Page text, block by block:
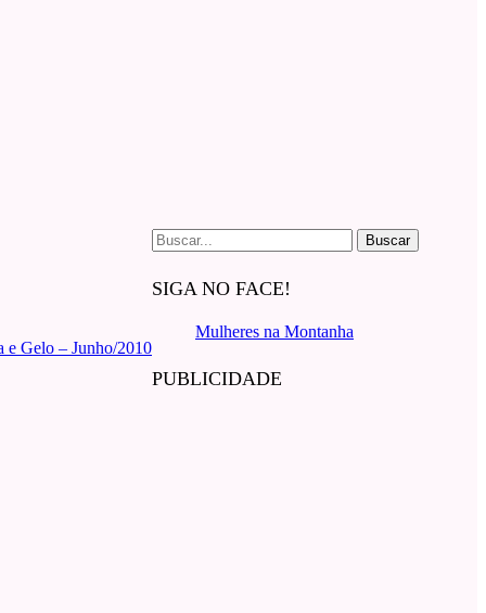
Buscar
por:
SIGA NO FACE!
Mulheres na Montanha
PUBLICIDADE
e Gelo – Junho/2010